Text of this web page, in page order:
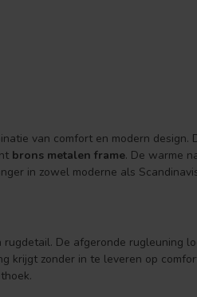
van comfort en modern design.
brons metalen frame. De warme
in zowel moderne als
De afgeronde rugleuning
krijgt zonder in te leveren op